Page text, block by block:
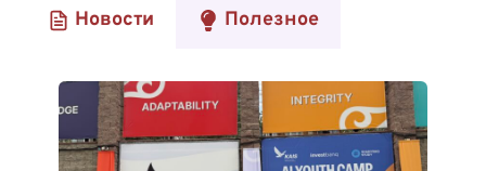
Новости Полезное